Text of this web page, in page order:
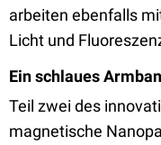
arbeiten ebenfalls
Licht und
Ein schlaues
Teil zwei des
magnetische